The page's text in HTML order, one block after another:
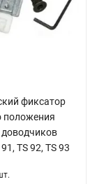
петлям.
фиксатор
положения
TS 92, TS 93